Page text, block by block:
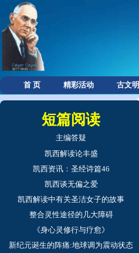
首 页 精彩活动 古文明
短篇阅读
主编答疑
凯西解读论丰盛
凯西资讯：圣经诗篇46
凯西谈无偏之爱
凯西解读中有关圣洁女子的故事
整合灵性途径的几大障碍
《身心灵修行与疗愈》
新纪元诞生的阵痛:地球调为震动状态